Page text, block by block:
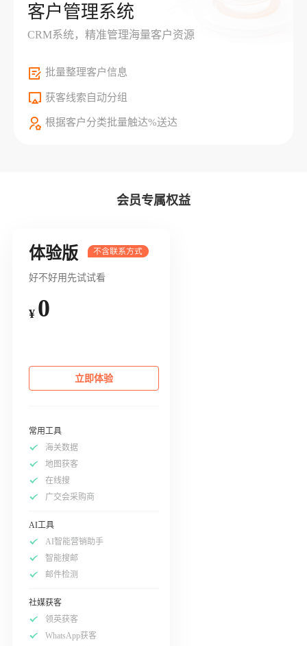
客户管理系统
CRM系统，精准管理海量客户资源
批量整理客户信息
获客线索自动分组
根据客户分类批量触达%送达
会员专属权益
体验版
好不好用先试试看
¥ 0
立即体验
常用工具
海关数据
地图获客
在线搜
广交会采购商
AI工具
AI智能营销助手
智能搜邮
邮件检测
社媒获客
领英获客
WhatsApp获客